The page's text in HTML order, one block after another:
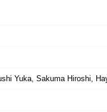
Yuka, Sakuma Hiroshi,